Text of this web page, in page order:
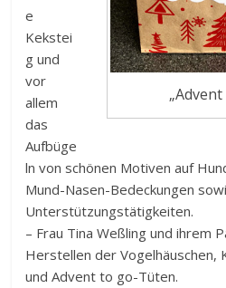
e
Kekstei
g und
vor
allem
das
Aufbüge
ln von schönen Motiven auf
Mund-Nasen-Bedeckungen
Unterstützungstätigkeiten.
– Frau Tina Weßling und ihrem
Herstellen der Vogelhäuschen,
und Advent to go-Tüten.